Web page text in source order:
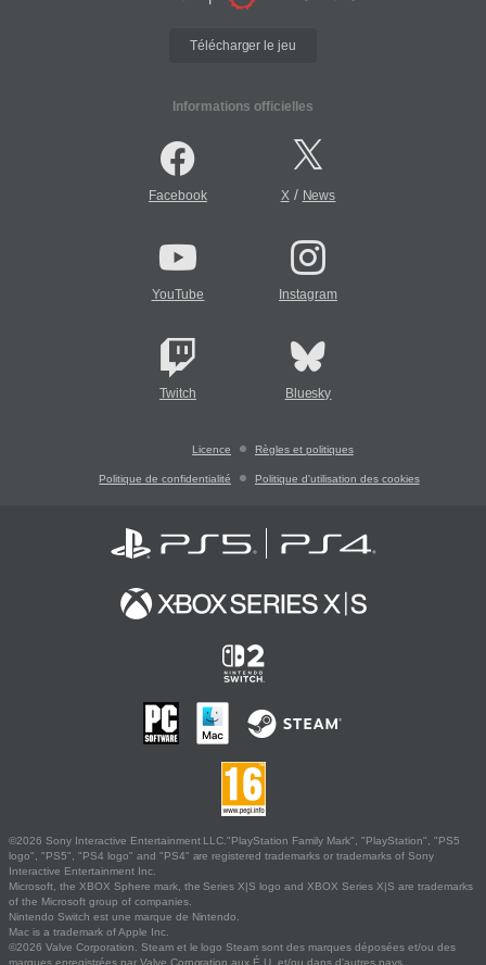
Télécharger le jeu
Informations officielles
Facebook X/ News
YouTube Instagram
Twitch Bluesky
Licence Règles et politiques
Politique de confidentialité Politique d'utilisation des cookies
©2026 Sony Interactive Entertainment LLC."PlayStation Family Mark", "PlayStation", "PS5
logo", "PS5", "PS4 logo" and "PS4" are registered trademarks or trademarks of Sony
Interactive Entertainment Inc.
Microsoft, the XBOX Sphere mark, the Series X|S logo and XBOX Series X|S are trademarks
of the Microsoft group of companies.
Nintendo Switch est une marque de Nintendo.
Mac is a trademark of Apple Inc.
©2026 Valve Corporation. Steam et le logo Steam sont des marques déposées et/ou des
marques enregistrées par Valve Corporation aux É.U. et/ou dans d'autres pays.